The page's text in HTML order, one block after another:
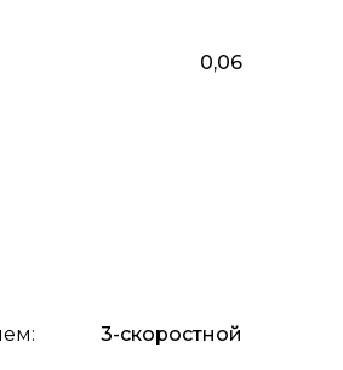
0,06
: 3-скоростной